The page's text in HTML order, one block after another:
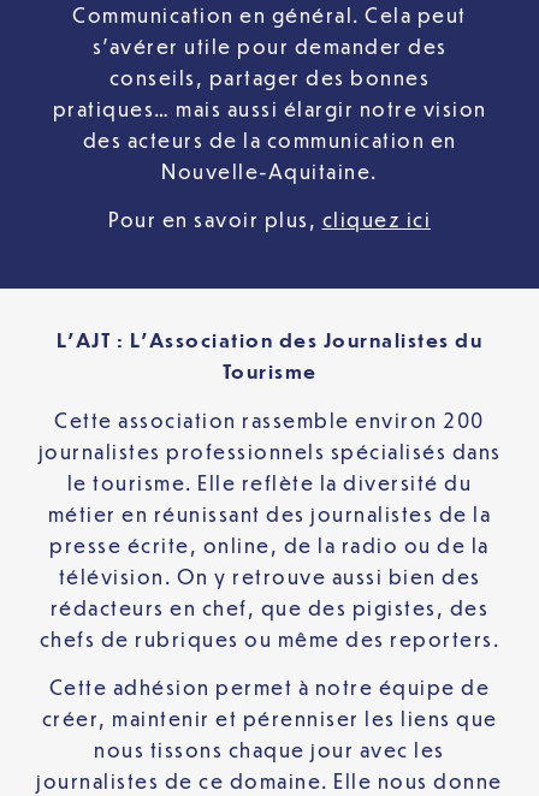
Communication en général. Cela peut
s’avérer utile pour demander des
conseils, partager des bonnes
pratiques… mais aussi élargir notre vision
des acteurs de la communication en
Nouvelle-Aquitaine.
Pour en savoir plus, cliquez ici
L’AJT : L’Association des Journalistes du
Tourisme
Cette association rassemble environ 200
journalistes professionnels spécialisés dans
le tourisme. Elle reflète la diversité du
métier en réunissant des journalistes de la
presse écrite, online, de la radio ou de la
télévision. On y retrouve aussi bien des
rédacteurs en chef, que des pigistes, des
chefs de rubriques ou même des reporters.
Cette adhésion permet à notre équipe de
créer, maintenir et pérenniser les liens que
nous tissons chaque jour avec les
journalistes de ce domaine. Elle nous donne